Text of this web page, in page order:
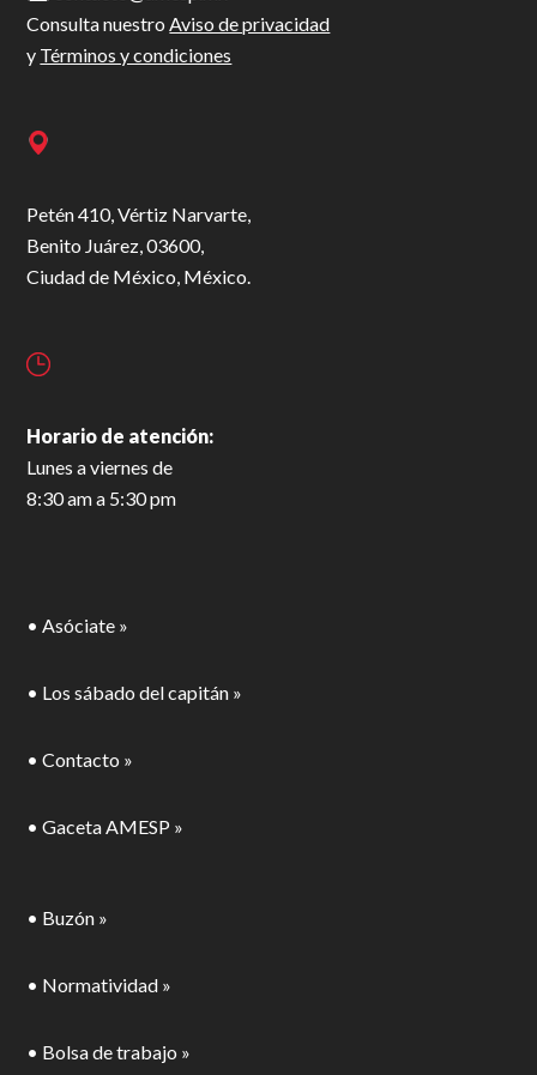
Consulta nuestroAviso de privacidad
y Términos y condiciones
Petén 410, Vértiz Narvarte,
Benito Juárez, 03600,
Ciudad de México, México.
Horario de atención:
Lunes a viernes de
8:30 am a 5:30 pm
• Asóciate »
• Los sábado del capitán »
• Contacto »
• Gaceta AMESP »
• Buzón »
• Normatividad »
• Bolsa de trabajo »